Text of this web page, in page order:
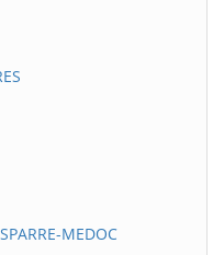
MEDOC